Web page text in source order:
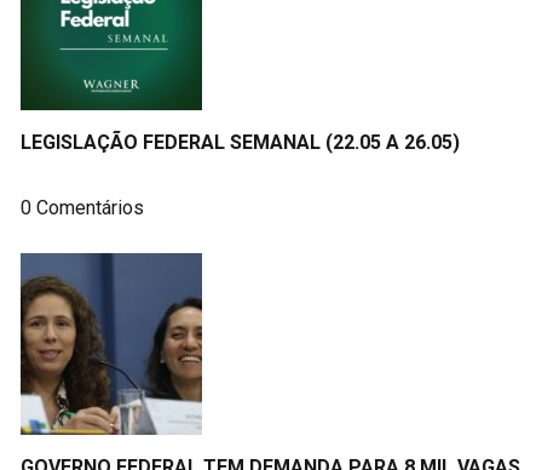
LEGISLAÇÃO FEDERAL SEMANAL (22.05 A 26.05)
0 Comentários